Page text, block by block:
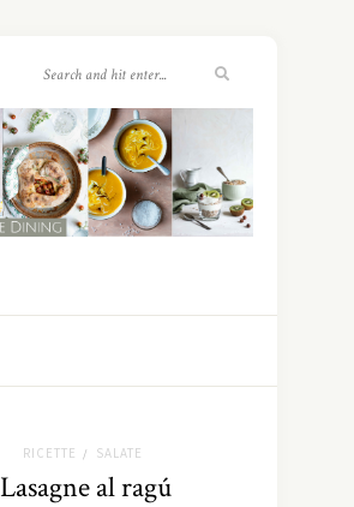
RICETTE / SALATE
Lasagne al ragú